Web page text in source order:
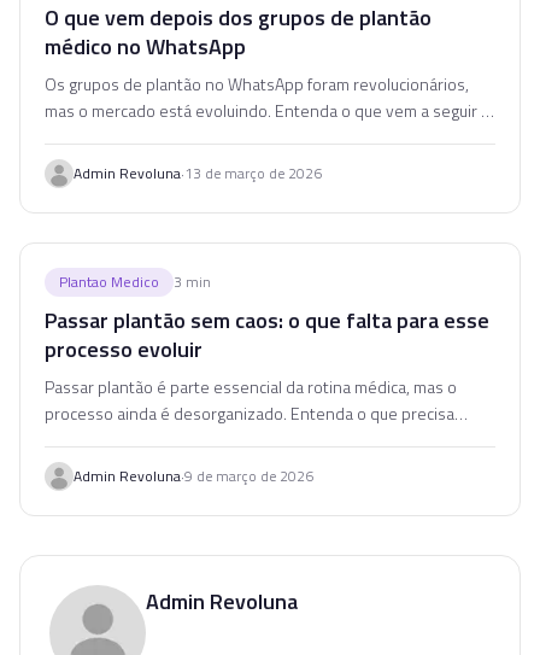
O que vem depois dos grupos de plantão
médico no WhatsApp
Os grupos de plantão no WhatsApp foram revolucionários,
mas o mercado está evoluindo. Entenda o que vem a seguir e
Admin Revoluna·13 de março de 2026
Plantao Medico 3 min
Passar plantão sem caos: o que falta para esse
processo evoluir
Passar plantão é parte essencial da rotina médica, mas o
processo ainda é desorganizado. Entenda o que precisa
Admin Revoluna·9 de março de 2026
Admin Revoluna